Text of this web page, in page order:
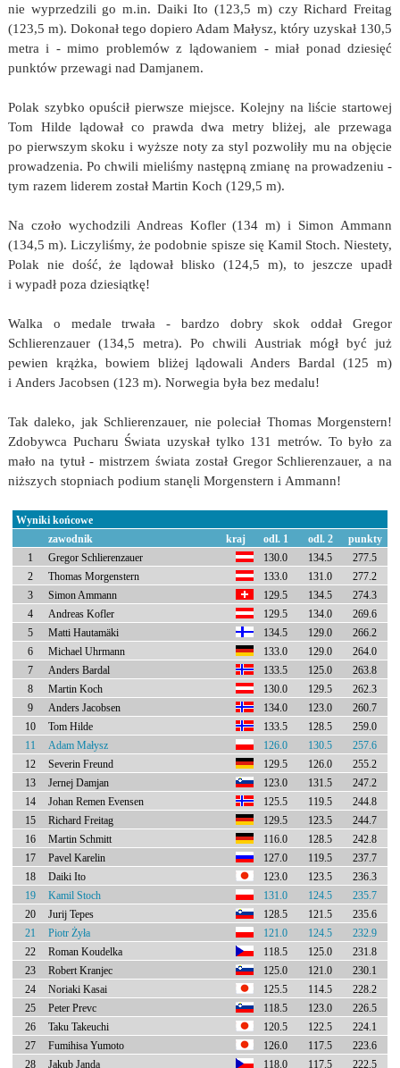
nie wyprzedzili go m.in. Daiki Ito (123,5 m) czy Richard Freitag
(123,5 m). Dokonał tego dopiero Adam Małysz, który uzyskał 130,5
metra i - mimo problemów z lądowaniem - miał ponad dziesięć
punktów przewagi nad Damjanem.
Polak szybko opuścił pierwsze miejsce. Kolejny na liście startowej
Tom Hilde lądował co prawda dwa metry bliżej, ale przewaga
po pierwszym skoku i wyższe noty za styl pozwoliły mu na objęcie
prowadzenia. Po chwili mieliśmy następną zmianę na prowadzeniu -
tym razem liderem został Martin Koch (129,5 m).
Na czoło wychodzili Andreas Kofler (134 m) i Simon Ammann
(134,5 m). Liczyliśmy, że podobnie spisze się Kamil Stoch. Niestety,
Polak nie dość, że lądował blisko (124,5 m), to jeszcze upadł
i wypadł poza dziesiątkę!
Walka o medale trwała - bardzo dobry skok oddał Gregor
Schlierenzauer (134,5 metra). Po chwili Austriak mógł być już
pewien krążka, bowiem bliżej lądowali Anders Bardal (125 m)
i Anders Jacobsen (123 m). Norwegia była bez medalu!
Tak daleko, jak Schlierenzauer, nie poleciał Thomas Morgenstern!
Zdobywca Pucharu Świata uzyskał tylko 131 metrów. To było za
mało na tytuł - mistrzem świata został Gregor Schlierenzauer, a na
niższych stopniach podium stanęli Morgenstern i Ammann!
Wyniki końcowe
zawodnik
kraj odl. 1 odl. 2
punkty
1
Gregor Schlierenzauer 130.0 134.5
277.5
2
Thomas Morgenstern 133.0 131.0
277.2
3
Simon Ammann 129.5 134.5
274.3
4
Andreas Kofler 129.5 134.0
269.6
5
Matti Hautamäki 134.5 129.0
266.2
6
Michael Uhrmann 133.0 129.0
264.0
7
Anders Bardal 133.5 125.0
263.8
8
Martin Koch 130.0 129.5
262.3
9
Anders Jacobsen 134.0 123.0
260.7
10
Tom Hilde 133.5 128.5
259.0
11
Adam Małysz 126.0 130.5
257.6
12
Severin Freund 129.5 126.0
255.2
13
Jernej Damjan 123.0 131.5
247.2
14
Johan Remen Evensen 125.5 119.5
244.8
15
Richard Freitag 129.5 123.5
244.7
16
Martin Schmitt 116.0 128.5
242.8
17
Pavel Karelin 127.0 119.5
237.7
18
Daiki Ito 123.0 123.5
236.3
19
Kamil Stoch 131.0 124.5
235.7
20
Jurij Tepes 128.5 121.5
235.6
21
Piotr Żyła 121.0 124.5
232.9
22
Roman Koudelka 118.5 125.0
231.8
23
Robert Kranjec 125.0 121.0
230.1
24
Noriaki Kasai 125.5 114.5
228.2
25
Peter Prevc 118.5 123.0
226.5
26
Taku Takeuchi 120.5 122.5
224.1
27
Fumihisa Yumoto 126.0 117.5
223.6
28
Jakub Janda 118.0 117.5
222.5